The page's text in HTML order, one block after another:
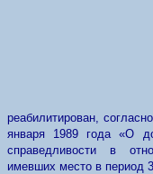
реабилитирован,
января 1989 года «О
справедливости в
имевших место в период